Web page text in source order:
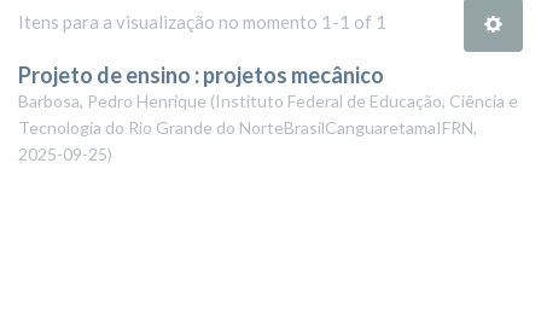
Itens para a visualização no momento 1-1 of 1
Projeto de ensino : projetos mecânico
Barbosa, Pedro Henrique (Instituto Federal de Educação, Ciência e
Tecnologia do Rio Grande do NorteBrasilCanguaretamaIFRN,
2025-09-25)